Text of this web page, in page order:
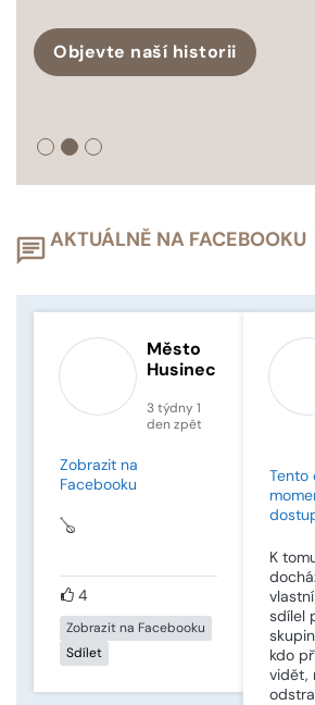
Objevte naší historii
Objevte naší historii
Objevte naší historii
AKTUÁLNĚ NA FACEBOOKU
Město
Husinec
3 týdny 1
den zpět
Zobrazit na
Facebooku
🪕
4
Zobrazit na Facebooku
Sdílet
Tento
K
sdílel
kdo
vidět,